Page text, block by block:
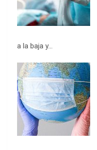
a la baja y…